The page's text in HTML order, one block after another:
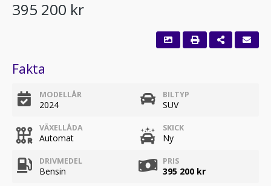
395 200 kr
Fakta
MODELLÅR
2024
BILTYP
SUV
VÄXELLÅDA
Automat
SKICK
Ny
DRIVMEDEL
Bensin
PRIS
395 200 kr